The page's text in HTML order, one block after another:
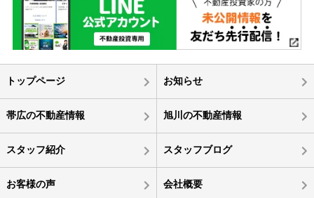
トップページ お知らせ
帯広の不動産情報 旭川の不動産情報
スタッフ紹介 スタッフブログ
お客様の声 会社概要